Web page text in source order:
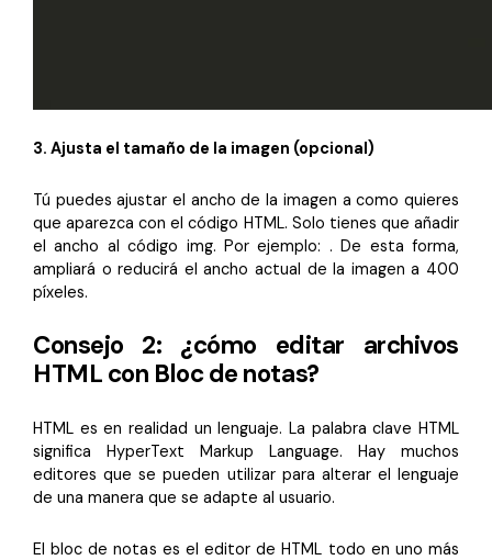
3. Ajusta el tamaño de la imagen (opcional)
Tú puedes ajustar el ancho de la imagen a como quieres
que aparezca con el código HTML. Solo tienes que añadir
el ancho al código img. Por ejemplo: . De esta forma,
ampliará o reducirá el ancho actual de la imagen a 400
píxeles.
Consejo 2: ¿cómo editar archivos
HTML con Bloc de notas?
HTML es en realidad un lenguaje. La palabra clave HTML
significa HyperText Markup Language. Hay muchos
editores que se pueden utilizar para alterar el lenguaje
de una manera que se adapte al usuario.
El bloc de notas es el editor de HTML todo en uno más